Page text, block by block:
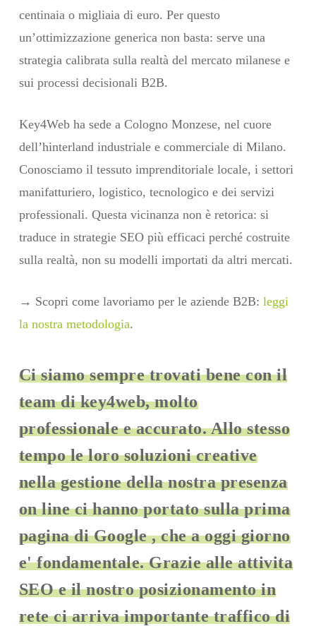
centinaia o migliaia di euro. Per questo
un’ottimizzazione generica non basta: serve una
strategia calibrata sulla realtà del mercato milanese e
sui processi decisionali B2B.
Key4Web ha sede a Cologno Monzese, nel cuore
dell’hinterland industriale e commerciale di Milano.
Conosciamo il tessuto imprenditoriale locale, i settori
manifatturiero, logistico, tecnologico e dei servizi
professionali. Questa vicinanza non è retorica: si
traduce in strategie SEO più efficaci perché costruite
sulla realtà, non su modelli importati da altri mercati.
→ Scopri come lavoriamo per le aziende B2B: leggi
la nostra metodologia.
Ci siamo sempre trovati bene con il
team di key4web, molto
professionale e accurato. Allo stesso
tempo le loro soluzioni creative
nella gestione della nostra presenza
on line ci hanno portato sulla prima
pagina di Google , che a oggi giorno
e' fondamentale. Grazie alle attivita
SEO e il nostro posizionamento in
rete ci arriva importante traffico di